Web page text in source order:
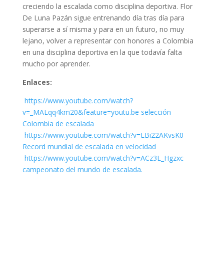
creciendo la escalada como disciplina deportiva. Flor
De Luna Pazán sigue entrenando día tras día para
superarse a sí misma y para en un futuro, no muy
lejano, volver a representar con honores a Colombia
en una disciplina deportiva en la que todavía falta
mucho por aprender.
Enlaces:
https://www.youtube.com/watch?
v=_MALqq4km20&feature=youtu.be selección
Colombia de escalada
https://www.youtube.com/watch?v=LBi22AKvsK0
Record mundial de escalada en velocidad
https://www.youtube.com/watch?v=ACz3L_Hgzxc
campeonato del mundo de escalada.